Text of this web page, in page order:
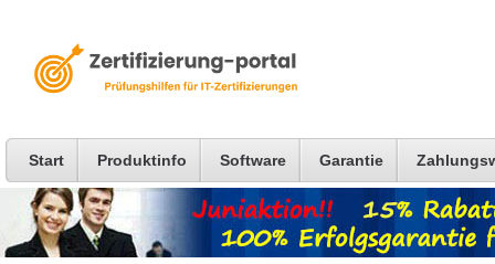
Start Produktinfo Software Garantie